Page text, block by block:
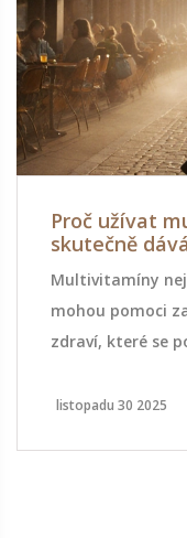
Proč užívat
skutečně
Multivitamíny
mohou pomoci
zdraví, které se
to je užívat.
listopadu 30 2025